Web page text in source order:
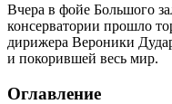
Вчера в фойе Большого
консерватории прошло
дирижера Вероники
и покорившей весь мир.
Оглавление